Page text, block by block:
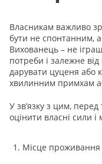
Власникам важливо
бути не спонтанним,
Вихованець – не
потреби і залежне
дарувати цуценя або
хвилинним примхам
У зв’язку з цим,
оцінити власні сили
Місце проживання